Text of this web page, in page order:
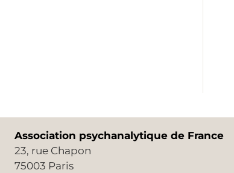
Association psychanalytique de France
23, rue Chapon
75003 Paris